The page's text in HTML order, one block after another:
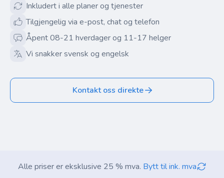
Inkludert i alle planer og tjenester
Tilgjengelig via e-post, chat og telefon
Åpent 08-21 hverdager og 11-17 helger
Vi snakker svensk og engelsk
Kontakt oss direkte
Alle priser er eksklusive 25 % mva. Bytt til ink. mva